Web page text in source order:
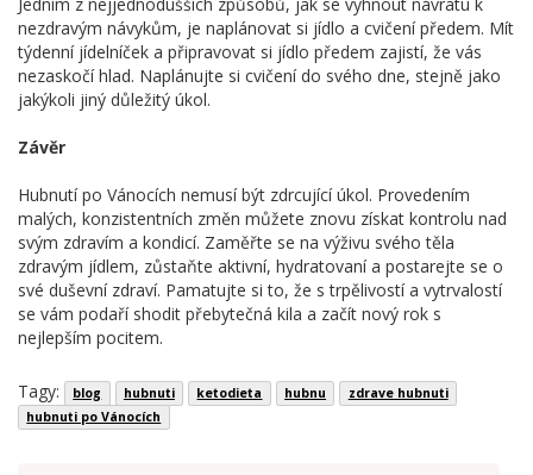
nezdravým návykům, je naplánovat si jídlo a cvičení předem. Mít
týdenní jídelníček a připravovat si jídlo předem zajistí, že vás
nezaskočí hlad. Naplánujte si cvičení do svého dne, stejně jako
jakýkoli jiný důležitý úkol.
Závěr
Hubnutí po Vánocích nemusí být zdrcující úkol. Provedením
malých, konzistentních změn můžete znovu získat kontrolu nad
svým zdravím a kondicí. Zaměřte se na výživu svého těla
zdravým jídlem, zůstaňte aktivní, hydratovaní a postarejte se o
své duševní zdraví. Pamatujte si to, že s trpělivostí a vytrvalostí
se vám podaří shodit přebytečná kila a začít nový rok s
nejlepším pocitem.
Tagy: blog hubnuti ketodieta hubnu
zdrave hubnuti
hubnuti po Vánocích